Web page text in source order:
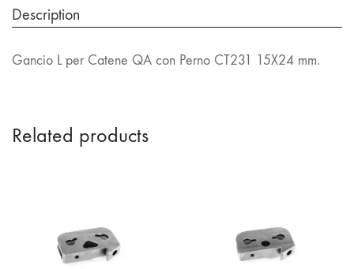
Description
Gancio L per Catene QA con Perno CT231 15X24 mm.
Related products